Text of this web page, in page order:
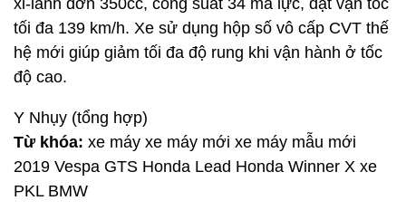
xi-lanh đơn 350cc, công suất 34 mã lực, đạt vận tốc
tối đa 139 km/h. Xe sử dụng hộp số vô cấp CVT thế
hệ mới giúp giảm tối đa độ rung khi vận hành ở tốc
độ cao.
Y Nhụy (tổng hợp)
Từ khóa: xe máy xe máy mới xe máy mẫu mới
2019 Vespa GTS Honda Lead Honda Winner X xe
PKL BMW